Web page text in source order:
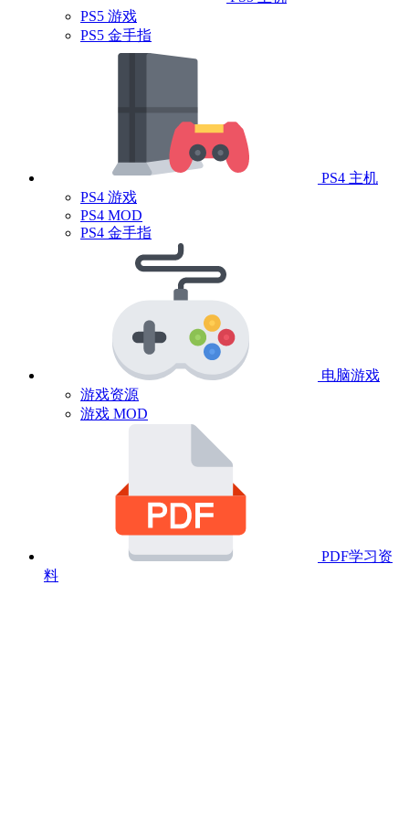
PS5 游戏
PS5 金手指
PS4 主机
PS4 游戏
PS4 MOD
PS4 金手指
电脑游戏
游戏资源
游戏 MOD
PDF学习资
料